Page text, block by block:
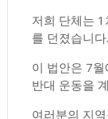
저희 단체는
를 던졌습니다.
이 법안은 7
반대 운동을
여러분의 지